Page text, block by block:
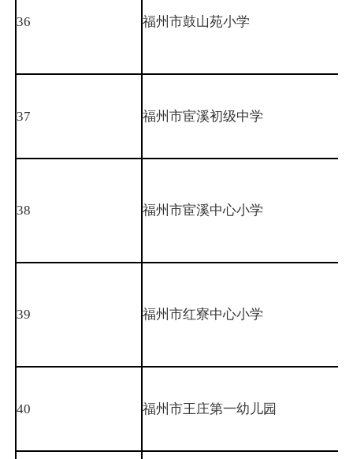
36 福州市鼓山苑小学
37 福州市宦溪初级中学
38 福州市宦溪中心小学
39 福州市红寮中心小学
40 福州市王庄第一幼儿园